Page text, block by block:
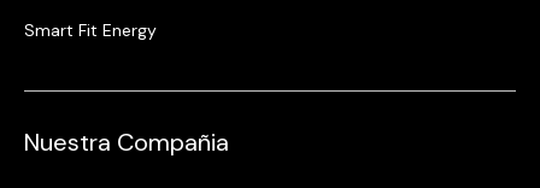
Smart Fit Energy
Nuestra Compañia